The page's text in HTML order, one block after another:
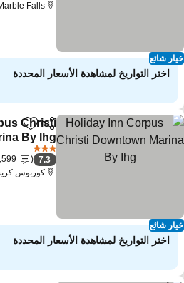
شائع
Marble Falls
اختر التواريخ لمشاهدة الأسعار المحددة
شائع
مشاركة
Christi
By Ihg
مشاهدة
7.3
9,599
كوربوس
اختر التواريخ لمشاهدة الأسعار المحددة